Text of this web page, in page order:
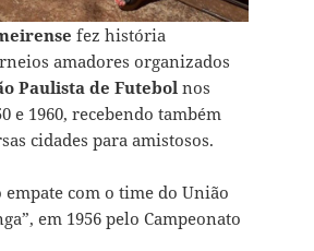
fez história
amadores organizados
Paulista de Futebolnos
e 1960, recebendo também
cidades para amistosos.
com o time do União
em 1956 pelo Campeonato